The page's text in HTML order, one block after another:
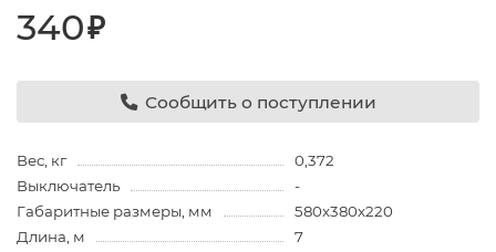
340₽
Сообщить о поступлении
Вес, кг
0,372
Выключатель
-
Габаритные размеры, мм
580х380х220
Длина, м
7